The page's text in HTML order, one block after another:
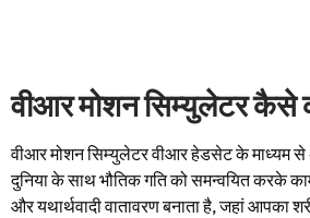
वीआर मोशन सिम्युलेटर कैसे
वीआर मोशन सिम्युलेटर वीआर हेडसेट के माध्यम
दुनिया के साथ भौतिक गति को समन्वयित करके
और यथार्थवादी वातावरण बनाता है, जहां आपका